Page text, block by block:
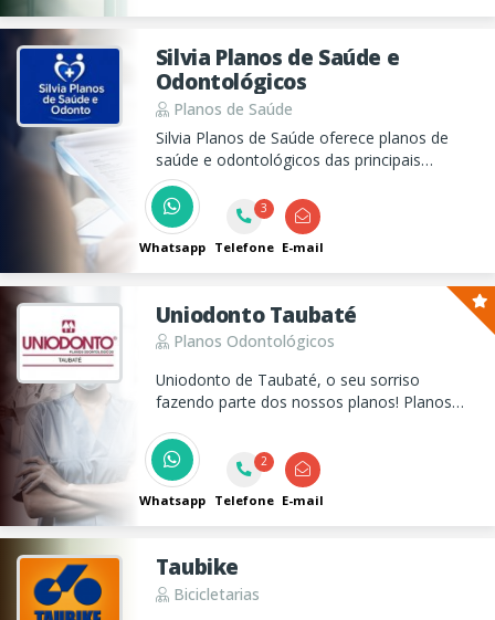
Silvia Planos de Saúde e
Odontológicos
Planos de Saúde
Silvia Planos de Saúde oferece planos de
saúde e odontológicos das principais
operadoras como Sulamérica, Santa Casa
Saúde, Porto Saúde, Bradesco Saúde,
Hapvida, entre outras. Trabalhamos com
planos individuais, fisico e empresarial.
Whatsapp
3
Telefone E-mail
Uniodonto Taubaté
Planos Odontológicos
Uniodonto de Taubaté, o seu sorriso
fazendo parte dos nossos planos! Planos
Whatsapp
2
Telefone E-mail
Taubike
Bicicletarias